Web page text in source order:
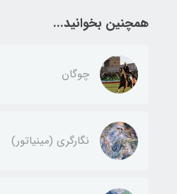
همچنین بخوانید...
چوگان
نگارگری (مینیاتور)